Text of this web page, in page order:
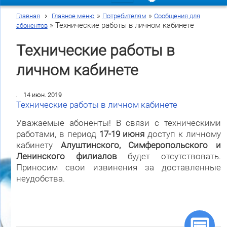
Главная Главное меню » Потребителям » Сообщения для
абонентов» Технические работы в личном кабинете
Технические работы в
личном кабинете
14 июн. 2019
Технические работы в личном кабинете
Уважаемые абоненты! В связи с техническими
работами, в период 17-19 июня доступ к личному
кабинету Алуштинского, Симферопольского и
Ленинского филиаловбудет отсутствовать.
Приносим свои извинения за доставленные
неудобства.